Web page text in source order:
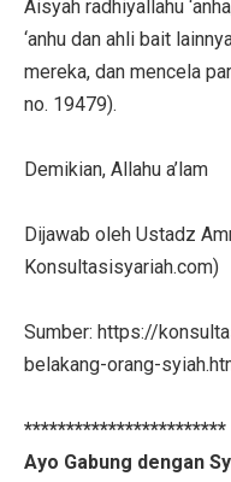
Aisyah radhiyallahu
‘anhu dan ahli bait
mereka, dan mencela
no. 19479).
Demikian, Allahu a’lam
Dijawab oleh Ustadz
Konsultasisyariah.com)
Sumber: https://
belakang-orang-
************************
Ayo Gabung dengan